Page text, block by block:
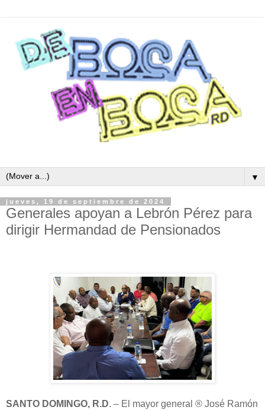
▼
jueves, 19 de septiembre de 2024
Generales apoyan a Lebrón Pérez para
dirigir Hermandad de Pensionados
SANTO DOMINGO, R.D. – El mayor general ®️ José Ramón